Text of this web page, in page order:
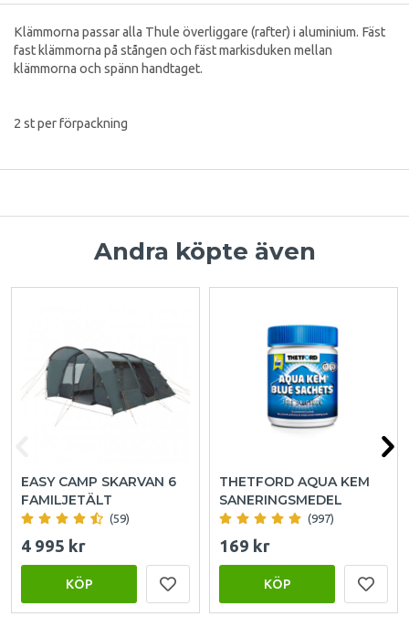
Klämmorna passar alla Thule överliggare (rafter) i aluminium. Fäst
fast klämmorna på stången och fäst markisduken mellan
klämmorna och spänn handtaget.
2 st per förpackning
Andra köpte även
EASY CAMP SKARVAN 6
FAMILJETÄLT
(59)
4 995 kr
KÖP
THETFORD AQUA KEM
SANERINGSMEDEL
(997)
169 kr
KÖP